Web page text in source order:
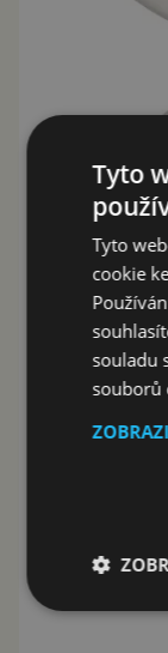
Tyto
Tyto
cookie
souladu
souborů